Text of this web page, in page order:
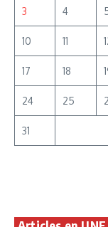
3 4
10 11
17 18
24 25
31
NEWSLETTER
Le meilleur
chaque
Recevez chaque